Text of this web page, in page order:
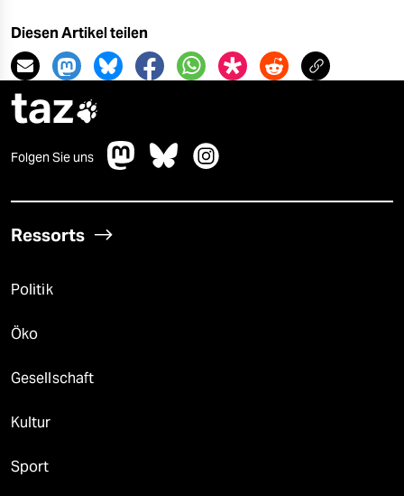
genossenschaft
Diesen Artikel teilen
taz
Folgen Sie uns
Ressorts
Politik
Öko
Gesellschaft
Kultur
Sport